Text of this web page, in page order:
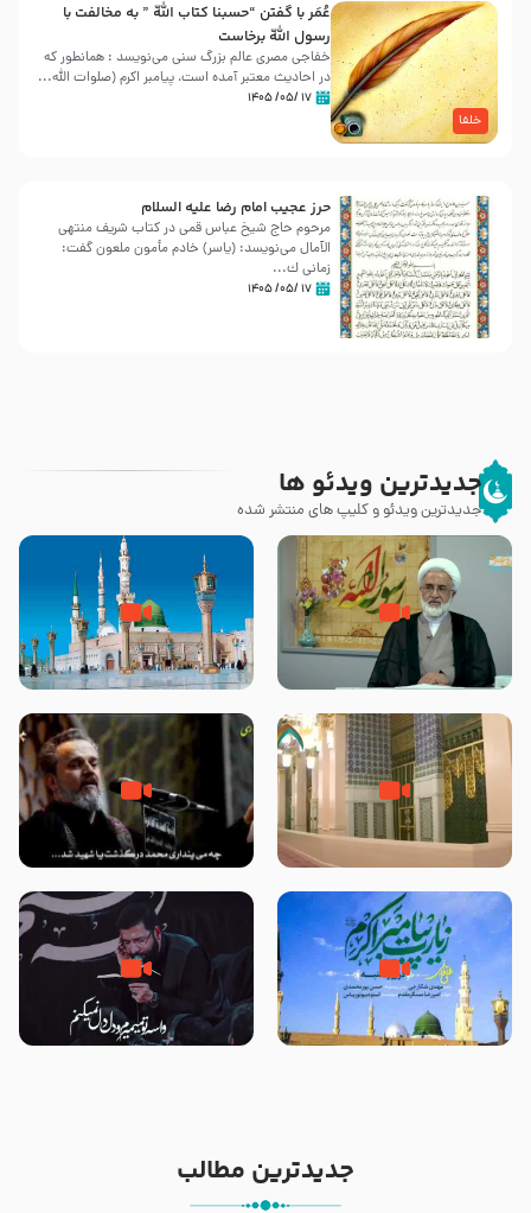
خلفا
عُمَر با گفتن “حسبنا كتاب اللّه ” به مخالفت با
رسول اللّه برخاست
خفاجی مصری عالم بزرگ سنی می‌نویسد : همانطور که
در احادیث معتبر آمده است، پیامبر اکرم (صلوات اللّه...
۱۷ /۰۵/ ۱۴۰۵
حرز عجیب امام رضا علیه السلام
مرحوم حاج شیخ عباس قمی در کتاب شریف منتهی
الآمال می‌نویسد: (ياسر) خادم مأمون ملعون گفت:
زمانى ك...
۱۷ /۰۵/ ۱۴۰۵
جدیدترین ویدئو ها
جدیدترین ویدئو و کلیپ های منتشر شده
مادر داعش – حجت الاسلام جباری
کیفیت سلام و صلوات بر پیامبر
اکرم صلی الله علیه و آله بعد از
زیارت پیامبر اکرم صلی الله علیه و
اله و سلم در مدینه به همراه
مرگ یا قتل – ملا باسم کربلایی
زیارت پیامبر اکرم صلی الله علیه و
آله در روز شنبه با نوای علی فانی
مصداق کربلا – حاج حسین سیب
سرخی
جدیدترین مطالب